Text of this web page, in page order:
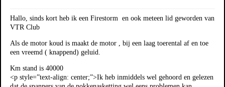
Hallo, sinds kort heb ik een Firestorm en ook meteen lid geworden van
VTR Club
Als de motor koud is maakt de motor , bij een laag toerental af en toe
een vreemd ( knappend) geluid.
Km stand is 40000
<p style=”text-align: center;”>Ik heb inmiddels wel gehoord en gelezen